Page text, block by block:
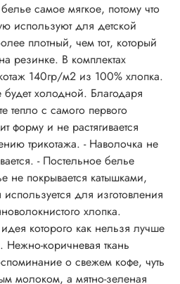
что
используют для детской
плотный, чем тот, который
резинке. В комплектах
140гр/м2 из 100% хлопка.
холодной. Благодаря
тепло с самого первого
форму и не растягивается
трикотажа. - Наволочка не
- Постельное белье
не покрывается катышками,
используется для изготовления
хлопка.
которого как нельзя лучше
Нежно-коричневая ткань
о свежем кофе, чуть
молоком, а мятно-зеленая